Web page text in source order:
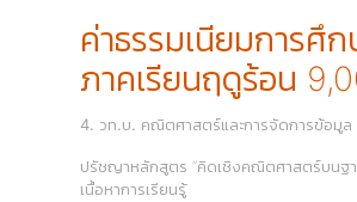
ค่าธรรมเนียมการศึ
ภาคเรียนฤดูร้อน
4. วท.บ. คณิตศาสตร์และการจัดการข้อมูล
ปรัชญาหลักสูตร “คิดเชิงคณิตศาสตร์บนฐ
เนื้อหาการเรียนรู้